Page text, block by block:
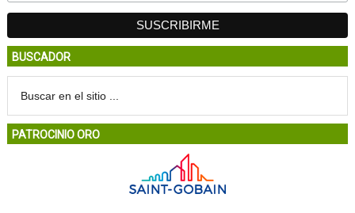
BUSCADOR
PATROCINIO ORO